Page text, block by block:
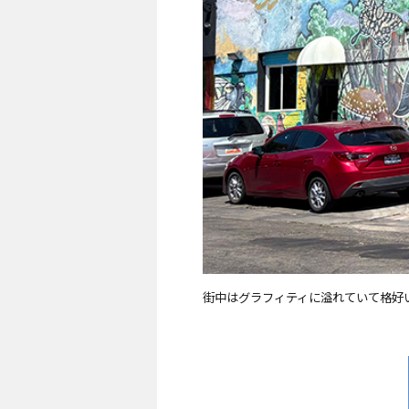
街中はグラフィティに溢れていて格好